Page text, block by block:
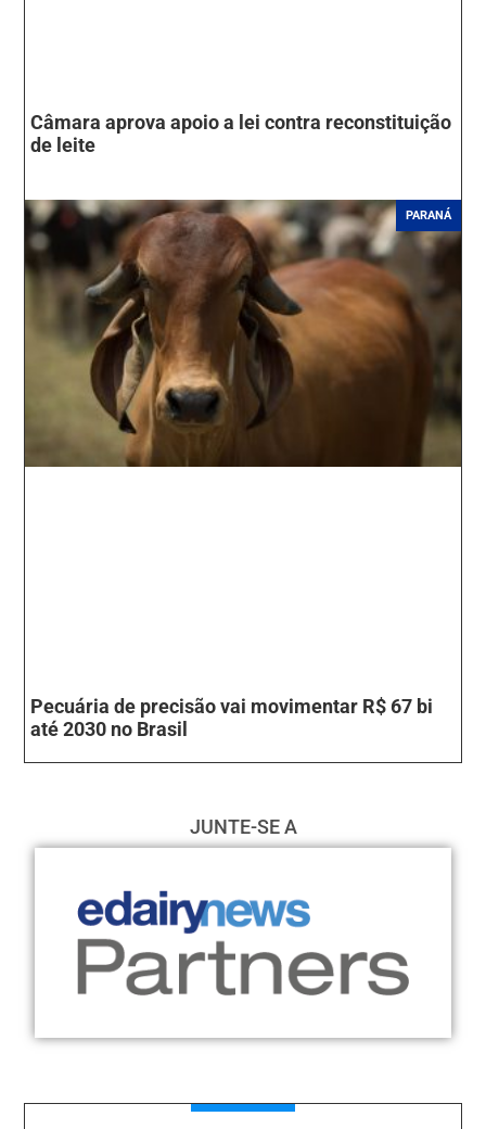
Câmara aprova apoio a lei contra reconstituição
de leite
PARANÁ
Pecuária de precisão vai movimentar R$ 67 bi
até 2030 no Brasil
JUNTE-SE A